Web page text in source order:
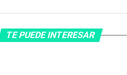
TE PUEDE INTERESAR